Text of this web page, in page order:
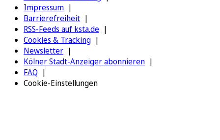
Impressum
Barrierefreiheit
RSS-Feeds auf ksta.de
Cookies & Tracking
Newsletter
Kölner Stadt-Anzeiger abonnieren
FAQ
Cookie-Einstellungen